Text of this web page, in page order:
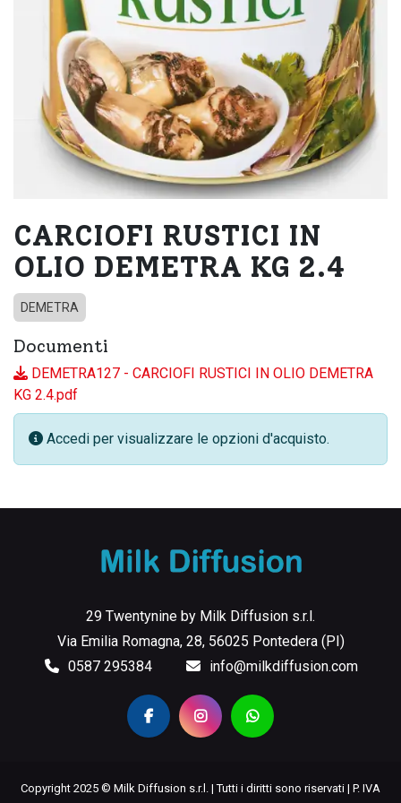
CARCIOFI RUSTICI IN
OLIO DEMETRA KG 2.4
DEMETRA
Documenti
DEMETRA127 - CARCIOFI RUSTICI IN OLIO DEMETRA
KG 2.4.pdf
Accedi per visualizzare le opzioni d'acquisto.
29 Twentynine by Milk Diffusion s.r.l.
Via Emilia Romagna, 28, 56025 Pontedera (PI)
0587 295384
info@milkdiffusion.com
Copyright 2025 © Milk Diffusion s.r.l. | Tutti i diritti sono riservati | P. IVA